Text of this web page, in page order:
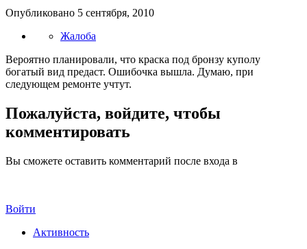
Опубликовано 5 сентября, 2010
Жалоба
Вероятно планировали, что краска под бронзу куполу
богатый вид предаст. Ошибочка вышла. Думаю, при
следующем ремонте учтут.
Пожалуйста, войдите, чтобы
комментировать
Вы сможете оставить комментарий после входа в
Войти
Активность